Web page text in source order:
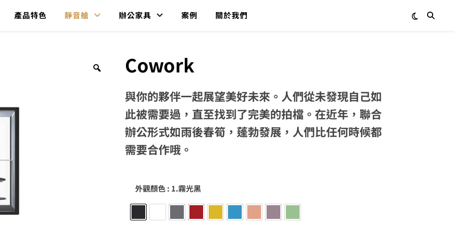
產品特色 靜音艙 辦公家具 案例 關於我們
Cowork
與你的夥伴一起展望美好未來。人們從未發現自己如
此被需要過，直至找到了完美的拍檔。在近年，聯合
辦公形式如雨後春筍，蓬勃發展，人們比任何時候都
需要合作哦。
外觀顏色: 1.霧光黑
1.霧光黑2.霧光白3.金屬灰4.新年紅5.檸檬黃6.夏日藍7.杏粉8.香芋紫9.牛油果綠